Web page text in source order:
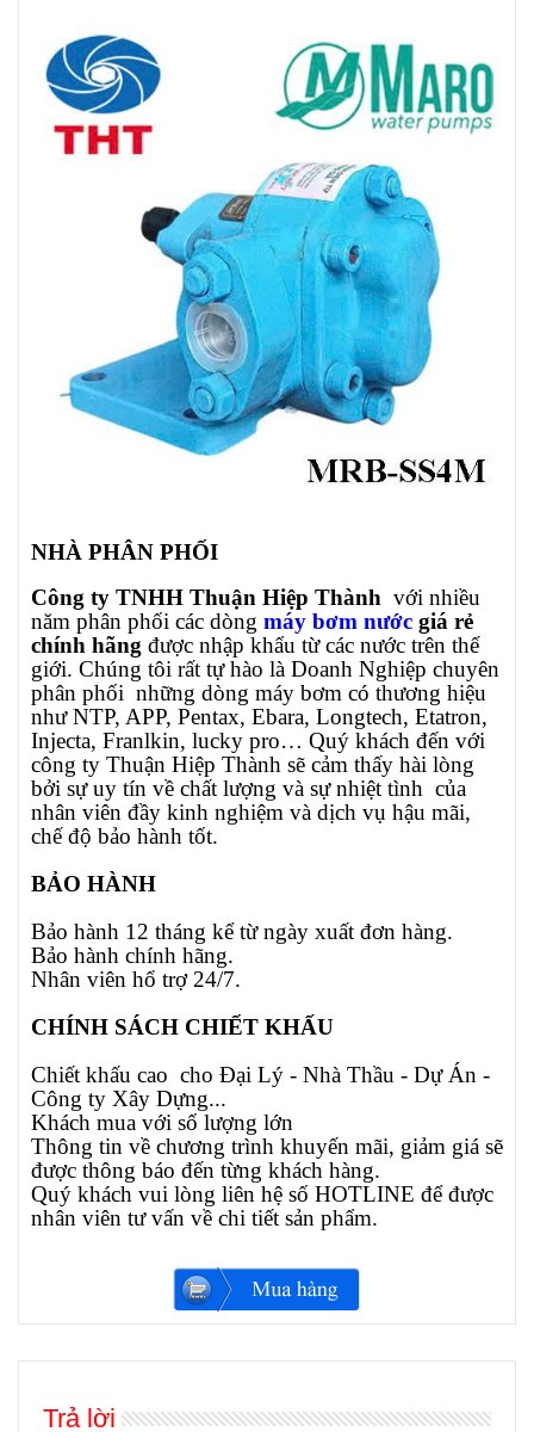
NHÀ PHÂN PHỐI
Công ty TNHH Thuận Hiệp Thành với nhiều
năm phân phối các dòng máy bơm nước giá rẻ
chính hãng được nhập khẩu từ các nước trên thế
giới. Chúng tôi rất tự hào là Doanh Nghiệp chuyên
phân phối những dòng máy bơm có thương hiệu
như NTP, APP, Pentax, Ebara, Longtech, Etatron,
Injecta, Franlkin, lucky pro… Quý khách đến với
công ty Thuận Hiệp Thành sẽ cảm thấy hài lòng
bởi sự uy tín về chất lượng và sự nhiệt tình của
nhân viên đầy kinh nghiệm và dịch vụ hậu mãi,
chế độ bảo hành tốt.
BẢO HÀNH
Bảo hành 12 tháng kể từ ngày xuất đơn hàng.
Bảo hành chính hãng.
Nhân viên hổ trợ 24/7.
CHÍNH SÁCH CHIẾT KHẤU
Chiết khấu cao cho Đại Lý - Nhà Thầu - Dự Án -
Công ty Xây Dựng...
Khách mua với số lượng lớn
Thông tin về chương trình khuyến mãi, giảm giá sẽ
được thông báo đến từng khách hàng.
Quý khách vui lòng liên hệ số HOTLINE để được
nhân viên tư vấn về chi tiết sản phẩm.
Trả lời